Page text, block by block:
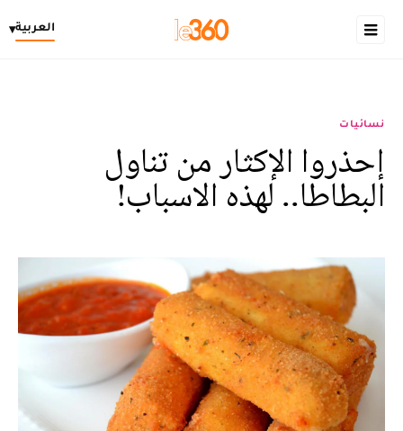
العربية▾
نسائيات
إحذروا الإكثار من تناول
البطاطا.. لهذه الاسباب!